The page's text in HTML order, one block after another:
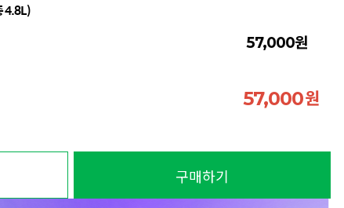
4.8L)
57,000원
57,000원
구매하기